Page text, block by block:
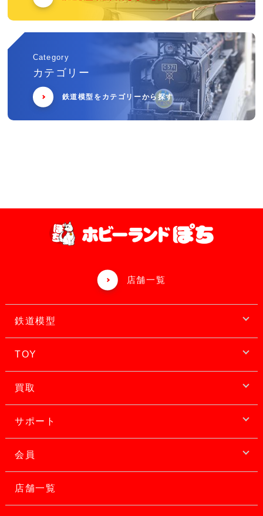
Category
カテゴリー
鉄道模型をカテゴリーから探す
店舗一覧
鉄道模型
TOY
買取
サポート
会員
店舗一覧